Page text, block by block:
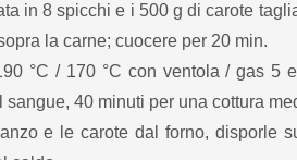
in 8 spicchi e i 500 g di carote
la carne; cuocere per 20 min.
°C / 170 °C con ventola / gas 5
40 minuti per una cottura
e le carote dal forno, disporle